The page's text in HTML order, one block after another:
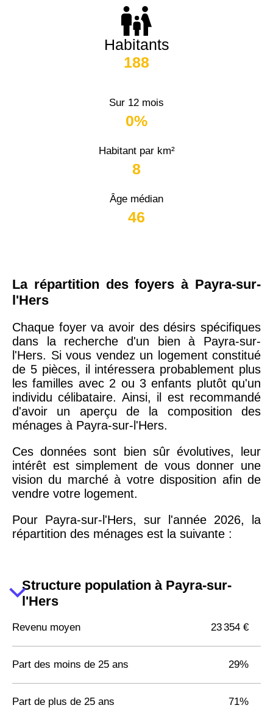
Habitants
188
Sur 12 mois
0%
Habitant par km²
8
Âge médian
46
La répartition des foyers à Payra-sur-
l'Hers
Chaque foyer va avoir des désirs spécifiques
dans la recherche d'un bien à Payra-sur-
l'Hers. Si vous vendez un logement constitué
de 5 pièces, il intéressera probablement plus
les familles avec 2 ou 3 enfants plutôt qu'un
individu célibataire. Ainsi, il est recommandé
d'avoir un aperçu de la composition des
ménages à Payra-sur-l'Hers.
Ces données sont bien sûr évolutives, leur
intérêt est simplement de vous donner une
vision du marché à votre disposition afin de
vendre votre logement.
Pour Payra-sur-l'Hers, sur l'année 2026, la
répartition des ménages est la suivante :
Structure population à Payra-sur-
l'Hers
Revenu moyen 23 354 €
Part des moins de 25 ans 29%
Part de plus de 25 ans 71%